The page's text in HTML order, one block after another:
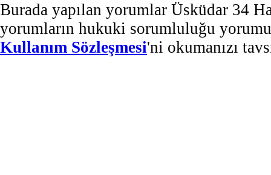
Burada yapılan yorumlar Üsküdar 34
yorumların hukuki sorumluluğu
Kullanım Sözleşmesi'ni okumanızı